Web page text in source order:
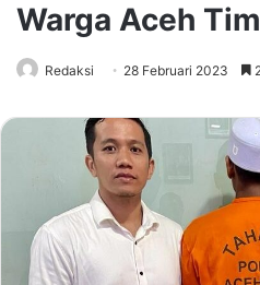
Warga Aceh
Redaksi 28 Februari 2023